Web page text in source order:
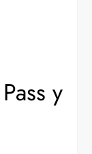
y